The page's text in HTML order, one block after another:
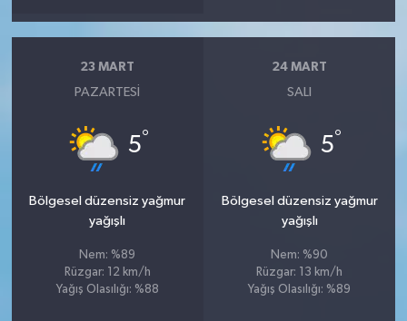
23 MART
PAZARTESI
5°
Bölgesel düzensiz yağmur
yağışlı
Nem: %89
Rüzgar: 12 km/h
Yağış Olasılığı: %88
24 MART
SALI
5°
Bölgesel düzensiz yağmur
yağışlı
Nem: %90
Rüzgar: 13 km/h
Yağış Olasılığı: %89